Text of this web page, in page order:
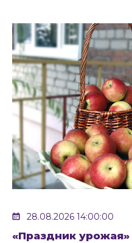
28.08.2026 14:00:00
«Праздник урожая»